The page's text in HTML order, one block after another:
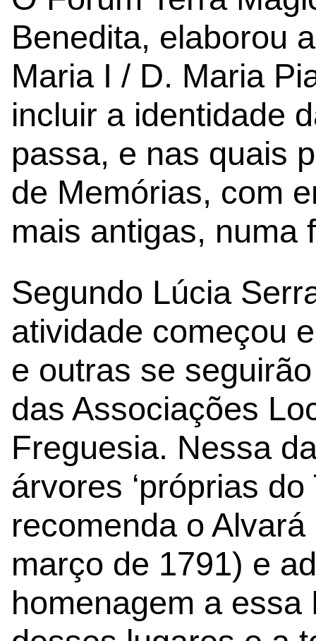
Benedita, elaborou
Maria I / D. Maria
incluir a identidade
passa, e nas quais
de Memórias, com
mais antigas, numa
Segundo Lúcia
atividade começou
e outras se
das Associações
Freguesia. Nessa
árvores ‘próprias do
recomenda o
março de 1791) e
homenagem a